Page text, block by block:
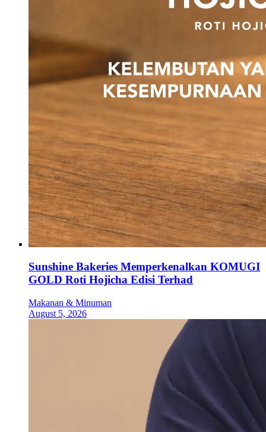
Sunshine Bakeries Memperkenalkan KOMUGI
GOLD Roti Hojicha Edisi Terhad
Makanan & Minuman
August 5, 2026